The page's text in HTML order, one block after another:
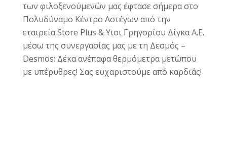
των φιλοξενούμενών μας έφτασε σήμερα στο
Πολυδύναμο Κέντρο Αστέγων από την
εταιρεία Store Plus & Υιοι Γρηγορίου Δίγκα Α.Ε.
μέσω της συνεργασίας μας με τη Δεσμός –
Desmos: Δέκα ανέπαφα θερμόμετρα μετώπου
με υπέρυθρες! Σας ευχαριστούμε από καρδιάς!